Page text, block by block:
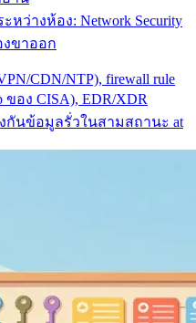
หว่างห้อง: Network Security
งขาออก
CDN/NTP), firewall rule
ของ CISA), EDR/XDR
งกันข้อมูลรั่วในสามสถานะ at